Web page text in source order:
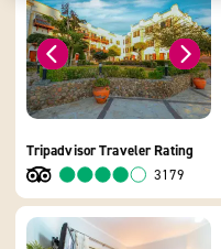
Tripadvisor Traveler Rating
3179